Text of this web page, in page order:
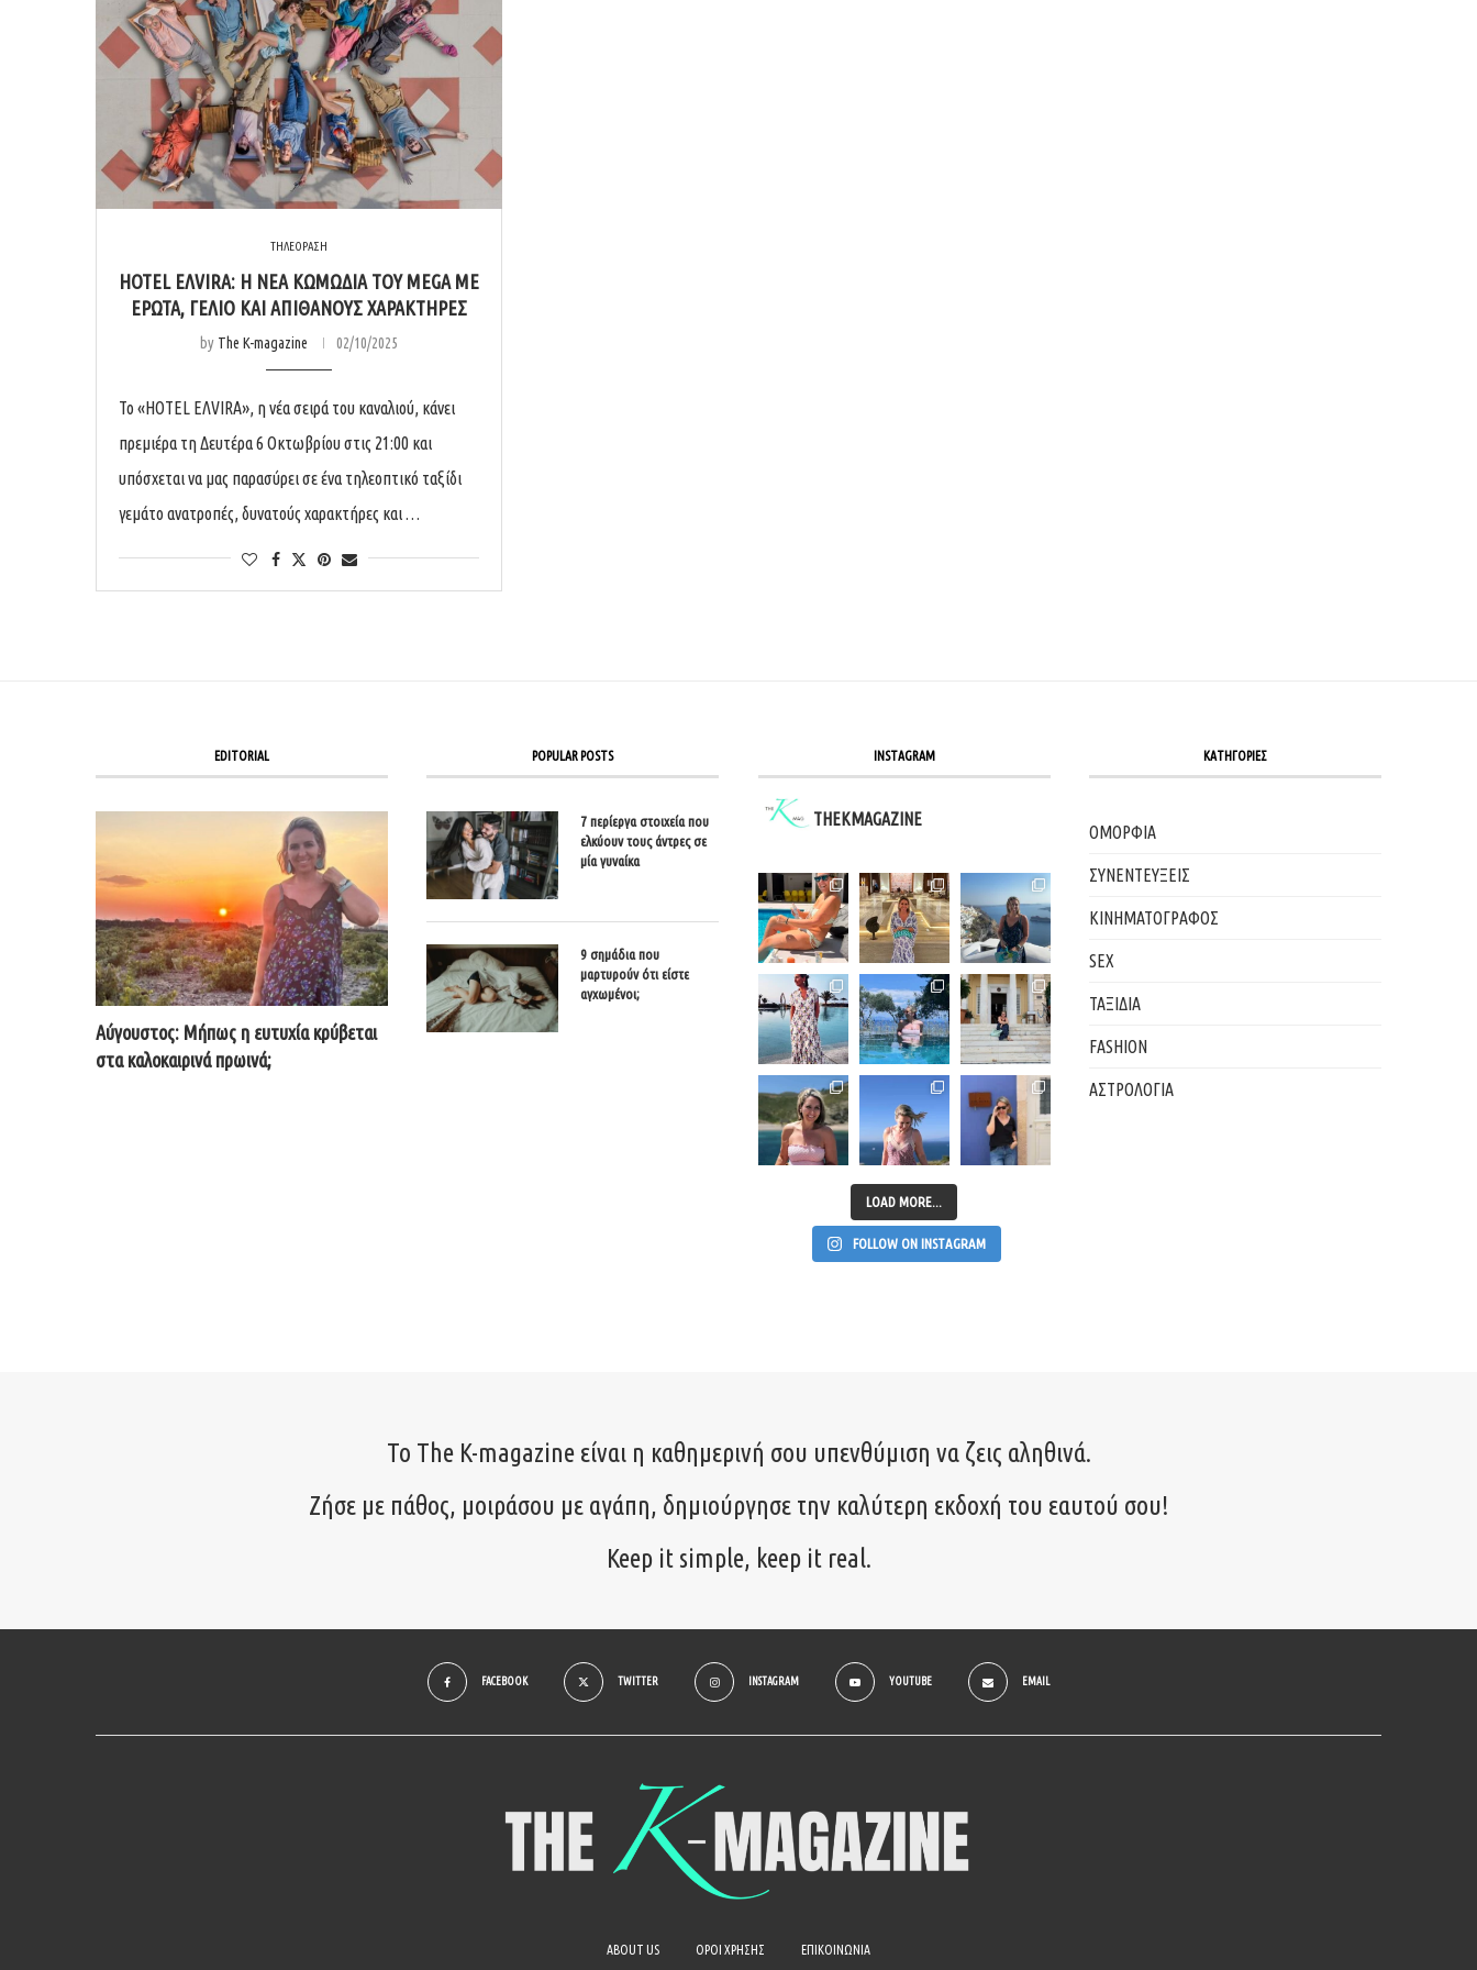
ΤΗΛΕΟΡΑΣΗ
HOTEL ΕΛVIRA: Η ΝΈΑ ΚΩΜΩΔΊΑ ΤΟΥ MEGA ΜΕ
ΈΡΩΤΑ, ΓΈΛΙΟ ΚΑΙ ΑΠΊΘΑΝΟΥΣ ΧΑΡΑΚΤΉΡΕΣ
by The K-magazine 02/10/2025
Το «HOTEL ΕΛVIRA», η νέα σειρά του καναλιού, κάνει
πρεμιέρα τη Δευτέρα 6 Οκτωβρίου στις 21:00 και
υπόσχεται να μας παρασύρει σε ένα τηλεοπτικό ταξίδι
γεμάτο ανατροπές, δυνατούς χαρακτήρες και …
EDITORIAL
Αύγουστος: Μήπως η ευτυχία κρύβεται
στα καλοκαιρινά πρωινά;
POPULAR POSTS
7 περίεργα στοιχεία που
ελκύουν τους άντρες σε
μία γυναίκα
9 σημάδια που
μαρτυρούν ότι είστε
αγχωμένοι;
INSTAGRAM
THEKMAGAZINE
LOAD MORE...
FOLLOW ON INSTAGRAM
ΚΑΤΗΓΟΡΙΕΣ
ΟΜΟΡΦΙΑ
ΣΥΝΕΝΤΕΥΞΕΙΣ
ΚΙΝΗΜΑΤΟΓΡΑΦΟΣ
SEX
ΤΑΞΙΔΙΑ
FASHION
ΑΣΤΡΟΛΟΓΙΑ
Το The K-magazine είναι η καθημερινή σου υπενθύμιση να ζεις αληθινά.
Ζήσε με πάθος, μοιράσου με αγάπη, δημιούργησε την καλύτερη εκδοχή του εαυτού σου!
Keep it simple, keep it real.
FACEBOOK TWITTER INSTAGRAM YOUTUBE EMAIL
ABOUT US ΟΡΟΙ ΧΡΗΣΗΣ ΕΠΙΚΟΙΝΩΝΙΑ